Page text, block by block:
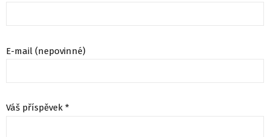
E-mail (nepovinné)
Váš příspěvek *